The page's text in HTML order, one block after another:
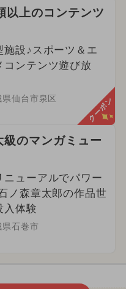
以上のコンテンツ
施設♪スポーツ＆エ
コンテンツ遊び放
県仙台市泉区 クーポン
のマンガミュー
ニューアルでパワー
ノ森章太郎の作品世
入体験
県石巻市